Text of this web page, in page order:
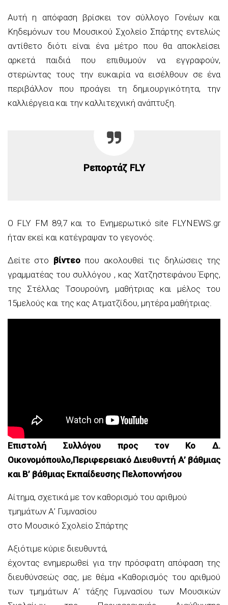
Αυτή η απόφαση βρίσκει τον σύλλογο Γονέων και
Κηδεμόνων του Μουσικού Σχολείο Σπάρτης εντελώς
αντίθετο διότι είναι ένα μέτρο που θα αποκλείσει
αρκετά παιδιά που επιθυμούν να εγγραφούν,
στερώντας τους την ευκαιρία να εισέλθουν σε ένα
περιβάλλον που προάγει τη δημιουργικότητα, την
καλλιέργεια και την καλλιτεχνική ανάπτυξη.
Ρεπορτάζ FLY
Ο FLY FM 89,7 και το Ενημερωτικό site FLYNEWS.gr
ήταν εκεί και κατέγραψαν το γεγονός.
Δείτε στο βίντεοπου ακολουθεί τις δηλώσεις της
γραμματέας του συλλόγου , κας Χατζηστεφάνου Έφης,
της Στέλλας Τσουρούνη, μαθήτριας και μέλος του
15μελούς και της κας Ατματζίδου, μητέρα μαθήτριας.
Επιστολή Συλλόγου προς τον Κο Δ.
Οικονομόπουλο,Περιφερειακό Διευθυντή Α’ βάθμιας
και Β’ βάθμιας Εκπαίδευσης Πελοποννήσου
Αίτημα, σχετικά με τον καθορισμό του αριθμού
τμημάτων Α’ Γυμνασίου
στο Μουσικό Σχολείο Σπάρτης
Αξιότιμε κύριε διευθυντά,
έχοντας ενημερωθεί για την πρόσφατη απόφαση της
διευθύνσεώς σας, με θέμα «Καθορισμός του αριθμού
των τμημάτων Α’ τάξης Γυμνασίου των Μουσικών